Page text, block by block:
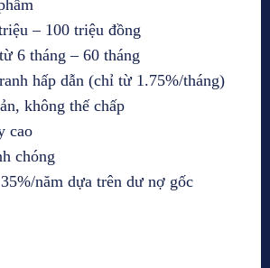
– 100 triệu đồng
6 tháng – 60 tháng
hấp dẫn (chỉ từ 1.75%/tháng)
không thế chấp
cao
chóng
năm dựa trên dư nợ gốc